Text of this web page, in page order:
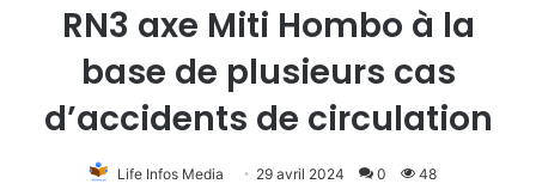
RN3 axe Miti Hombo à la
base de plusieurs cas
d’accidents de circulation
Life Infos Media 29 avril 2024 0 48